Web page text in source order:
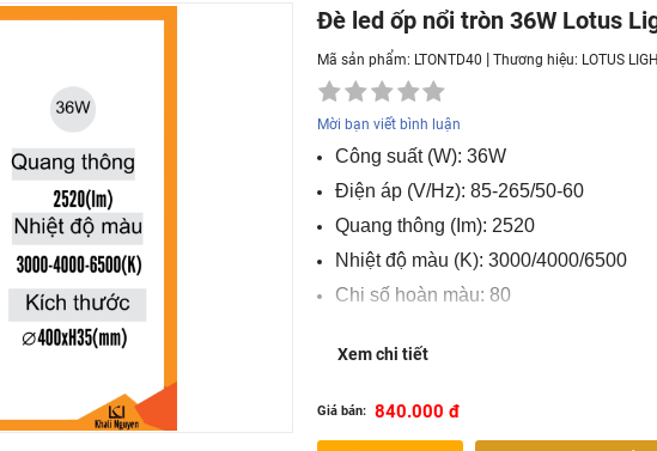
Đè led ốp nổi tròn 36W Lotus
Mã sản phẩm: LTONTD40 |Thương hiệu: LOTUS
Mời bạn viết bình luận
Công suất (W): 36W
Điện áp (V/Hz): 85-265/50-60
Quang thông (Im): 2520
Nhiệt độ màu (K): 3000/4000/6500
Chi số hoàn màu: 80
Độ dày đèn(mm): 10
Xem chi tiết
Giá bán: 840.000 đ